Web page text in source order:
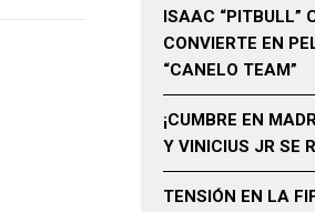
ISAAC “PITBULL”
CONVIERTE EN
“CANELO TEAM”
¡CUMBRE EN
Y VINICIUS JR SE
TENSIÓN EN LA